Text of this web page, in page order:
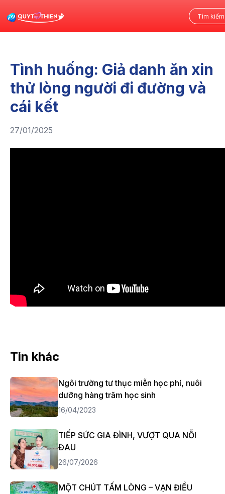
Tình huống: Giả danh ăn xin
thử lòng người đi đường và
cái kết
27/01/2025
Tin khác
Ngôi trường tư thục miễn học phí, nuôi
dưỡng hàng trăm học sinh
16/04/2023
TIẾP SỨC GIA ĐÌNH, VƯỢT QUA NỖI
ĐAU
26/07/2026
MỘT CHÚT TẤM LÒNG – VẠN ĐIỀU